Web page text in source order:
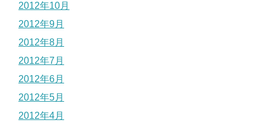
2012年10月
2012年9月
2012年8月
2012年7月
2012年6月
2012年5月
2012年4月